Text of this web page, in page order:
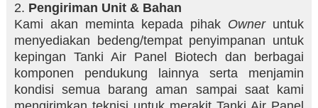
2. Pengiriman Unit & Bahan
Kami akan meminta kepada pihak Owneruntuk
menyediakan bedeng/tempat penyimpanan untuk
kepingan Tanki Air Panel Biotech dan berbagai
komponen pendukung lainnya serta menjamin
kondisi semua barang aman sampai saat kami